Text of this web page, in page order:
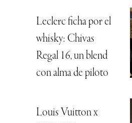
Leclerc ficha por el
whisky: Chivas
Regal 16, un blend
con alma de piloto
Louis Vuitton x